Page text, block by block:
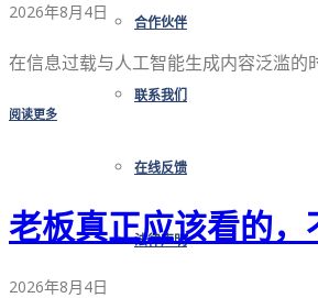
合作伙伴
联系我们
在线反馈
法律声明
2026年8月4日
在信息过载与人工智能生成内容泛滥
阅读更多
老板真正应该看的
2026年8月4日